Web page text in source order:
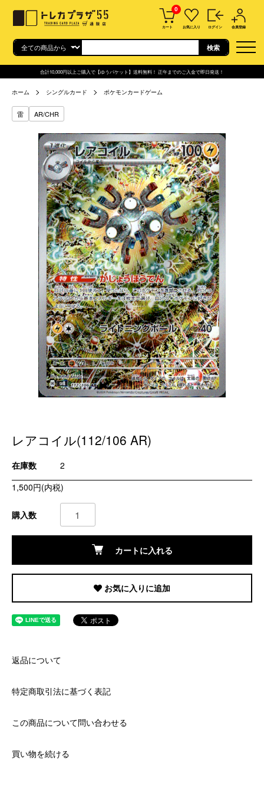
0
カート お気に入り ログイン 会員登録
合計10,000円以上ご購入で【ゆうパケット】送料無料！ 正午までのご入金で即日発送！
ホーム シングルカード ポケモンカードゲーム
雷 AR/CHR
レアコイル(112/106 AR)
在庫数
2
1,500円(内税)
購入数
カートに入れる
お気に入りに追加
返品について
特定商取引法に基づく表記
この商品について問い合わせる
買い物を続ける